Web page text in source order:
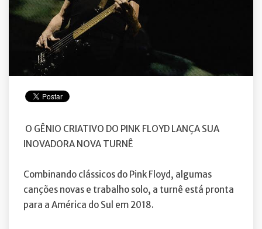
O GÊNIO CRIATIVO DO PINK FLOYD LANÇA SUA
INOVADORA NOVA TURNÊ
Combinando clássicos do Pink Floyd, algumas
canções novas e trabalho solo, a turnê está pronta
para a América do Sul em 2018.